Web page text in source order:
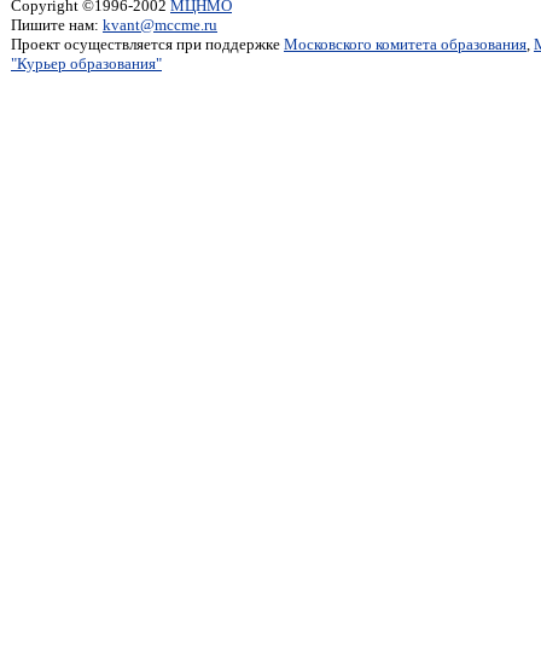
Copyright ©1996-2002 МЦНМО
Пишите нам: kvant@mccme.ru
Проект осуществляется при поддержке Московского комитета образования,
"Курьер образования"